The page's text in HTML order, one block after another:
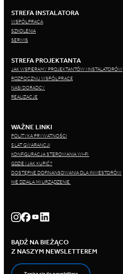
STREFA INSTALATORA
WSPÓŁPRACA
SZKOLENIA
SERWIS
STREFA PROJEKTANTA
JAK WSPIERAMY PROJEKTANTÓW I INSTALATORÓW
ROZPOCZNIJ WSPÓŁPRACĘ
NASI DORADCY
REALIZACJE
WAŻNE LINKI
POLITYKA PRYWATNOŚCI
5 LAT GWARANCJI
KONFIGURACJA STEROWANIA WI-FI
GDZIE I JAK KUPIĆ?
DOSTĘPNE DOFINANSOWANIA DLA INWESTORÓW
NIE DZIAŁA MI URZĄDZENIE
BĄDŹ NA BIEŻĄCO
Z NASZYM NEWSLETTEREM